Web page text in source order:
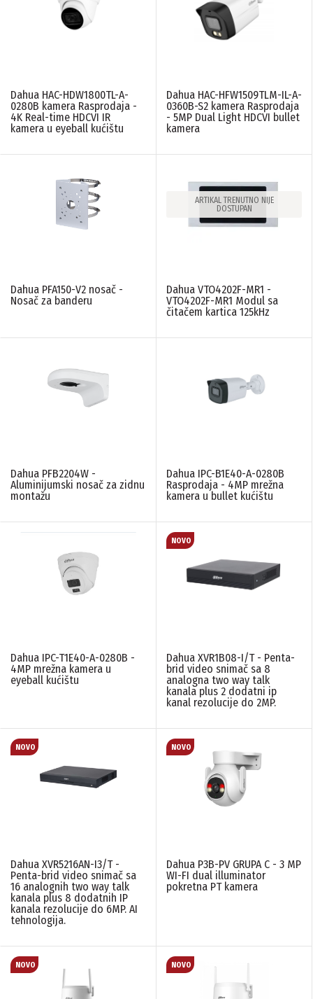
Dahua HAC-HDW1800TL-A-
0280B kamera Rasprodaja -
4K Real-time HDCVI IR
kamera u eyeball kućištu
Dahua HAC-HFW1509TLM-IL-A-
0360B-S2 kamera Rasprodaja
- 5MP Dual Light HDCVI bullet
kamera
Dahua PFA150-V2 nosač -
Nosač za banderu
ARTIKAL TRENUTNO NIJE
DOSTUPAN
Dahua VTO4202F-MR1 -
VTO4202F-MR1 Modul sa
čitačem kartica 125kHz
Dahua PFB2204W -
Aluminijumski nosač za zidnu
montažu
Dahua IPC-B1E40-A-0280B
Rasprodaja - 4MP mrežna
kamera u bullet kućištu
Dahua IPC-T1E40-A-0280B -
4MP mrežna kamera u
eyeball kućištu
Dahua XVR1B08-I/T - Penta-
brid video snimač sa 8
analogna two way talk
kanala plus 2 dodatni ip
kanal rezolucije do 2MP.
Dahua XVR5216AN-I3/T -
Penta-brid video snimač sa
16 analognih two way talk
kanala plus 8 dodatnih IP
kanala rezolucije do 6MP. AI
tehnologija.
Dahua P3B-PV GRUPA C - 3 MP
WI-FI dual illuminator
pokretna PT kamera